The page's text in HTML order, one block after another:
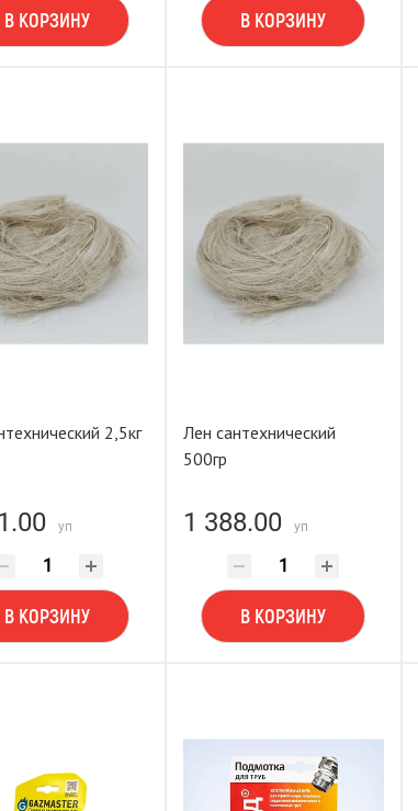
В КОРЗИНУ В КОРЗИНУ
2,5кг
уп
В КОРЗИНУ
Лен сантехнический
500гр
1 388.00 уп
В КОРЗИНУ